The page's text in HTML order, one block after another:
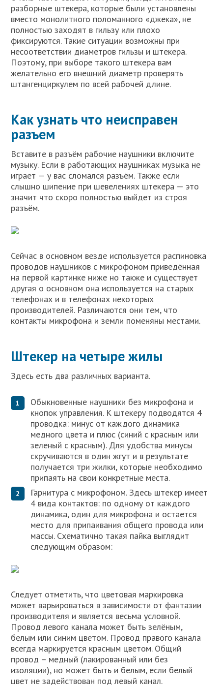
разборные штекера, которые были установлены
вместо монолитного поломанного «джека», не
полностью заходят в гильзу или плохо
фиксируются. Такие ситуации возможны при
несоответствии диаметров гильзы и штекера.
Поэтому, при выборе такого штекера вам
желательно его внешний диаметр проверять
штангенциркулем по всей рабочей длине.
Как узнать что неисправен
разъем
Вставите в разъём рабочие наушники включите
музыку. Если в работающих наушниках музыка не
играет — у вас сломался разъём. Также если
слышно шипение при шевелениях штекера — это
значит что скоро полностью выйдет из строя
разъём.
Сейчас в основном везде используется распиновка
проводов наушников с микрофоном приведённая
на первой картинке ниже но также и существует
другая о основном она используется на старых
телефонах и в телефонах некоторых
производителей. Различаются они тем, что
контакты микрофона и земли поменяны местами.
Штекер на четыре жилы
Здесь есть два различных варианта.
Обыкновенные наушники без микрофона и
кнопок управления. К штекеру подводятся 4
проводка: минус от каждого динамика
медного цвета и плюс (синий с красным или
зеленый с красным). Для удобства минусы
скручиваются в один жгут и в результате
получается три жилки, которые необходимо
припаять на свои конкретные места.
Гарнитура с микрофоном. Здесь штекер имеет
4 вида контактов: по одному от каждого
динамика, один для микрофона и остается
место для припаивания общего провода или
массы. Схематично такая пайка выглядит
следующим образом:
Следует отметить, что цветовая маркировка
может варьироваться в зависимости от фантазии
производителя и является весьма условной.
Провод левого канала может быть зелёным,
белым или синим цветом. Провод правого канала
всегда маркируется красным цветом. Общий
провод – медный (лакированный или без
изоляции), но может быть и белым, если белый
цвет не задействован под левый канал.